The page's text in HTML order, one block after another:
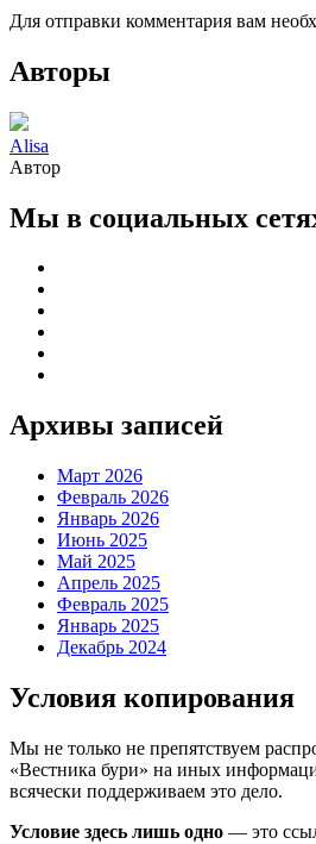
Для отправки комментария вам
Авторы
Alisa
Автор
Мы в социальных
Архивы записей
Март 2026
Февраль 2026
Январь 2026
Июнь 2025
Май 2025
Апрель 2025
Февраль 2025
Январь 2025
Декабрь 2024
Условия копирования
Мы не только не препятствуем
«Вестника бури» на иных
всячески поддерживаем это дело.
Условие здесь лишь одно — это